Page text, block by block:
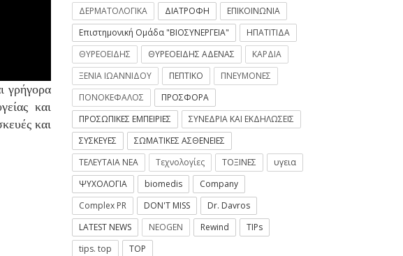
γρήγορα
και
και
ΔΕΡΜΑΤΟΛΟΓΙΚΑ
ΔΙΑΤΡΟΦΗ
ΕΠΙΚΟΙΝΩΝΙΑ
Επιστημονική Ομάδα "ΒΙΟΣΥΝΕΡΓΕΙΑ"
ΗΠΑΤΙΤΙΔΑ
ΘΥΡΕΟΕΙΔΗΣ
ΘΥΡΕΟΕΙΔΗΣ ΑΔΕΝΑΣ
ΚΑΡΔΙΑ
ΞΕΝΙΑ ΙΩΑΝΝΙΔΟΥ
ΠΕΠΤΙΚΟ
ΠΝΕΥΜΟΝΕΣ
ΠΟΝΟΚΕΦΑΛΟΣ
ΠΡΟΣΦΟΡΑ
ΠΡΟΣΩΠΙΚΕΣ ΕΜΠΕΙΡΙΕΣ
ΣΥΝΕΔΡΙΑ ΚΑΙ ΕΚΔΗΛΩΣΕΙΣ
ΣΥΣΚΕΥΕΣ
ΣΩΜΑΤΙΚΕΣ ΑΣΘΕΝΕΙΕΣ
ΤΕΛΕΥΤΑΙΑ ΝΕΑ
Τεχνολογίες ΤΟΞΙΝΕΣ
υγεια
ΨΥΧΟΛΟΓΙΑ
biomedis
Company
Complex PR
DON'T MISS
Dr. Davros
LATEST NEWS
NEOGEN Rewind
TIPs
tips. top
TOP